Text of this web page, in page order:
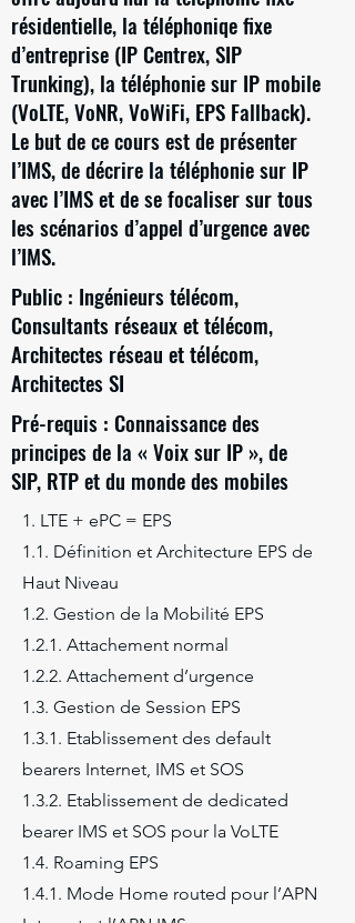
résidentielle, la téléphoniqe fixe
d’entreprise (IP Centrex, SIP
Trunking), la téléphonie sur IP mobile
(VoLTE, VoNR, VoWiFi, EPS Fallback).
Le but de ce cours est de présenter
l’IMS, de décrire la téléphonie sur IP
avec l’IMS et de se focaliser sur tous
les scénarios d’appel d’urgence avec
l’IMS.
Public : Ingénieurs télécom,
Consultants réseaux et télécom,
Architectes réseau et télécom,
Architectes SI
Pré-requis : Connaissance des
principes de la « Voix sur IP », de
SIP, RTP et du monde des mobiles
1. LTE + ePC = EPS
1.1. Définition et Architecture EPS de
Haut Niveau
1.2. Gestion de la Mobilité EPS
1.2.1. Attachement normal
1.2.2. Attachement d’urgence
1.3. Gestion de Session EPS
1.3.1. Etablissement des default
bearers Internet, IMS et SOS
1.3.2. Etablissement de dedicated
bearer IMS et SOS pour la VoLTE
1.4. Roaming EPS
1.4.1. Mode Home routed pour l’APN